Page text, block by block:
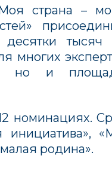
страна –
тысяч
многих
но и
номинациях.
родина».